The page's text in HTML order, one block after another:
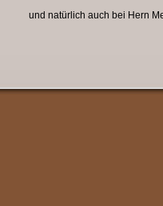
und natürlich auch bei Hern